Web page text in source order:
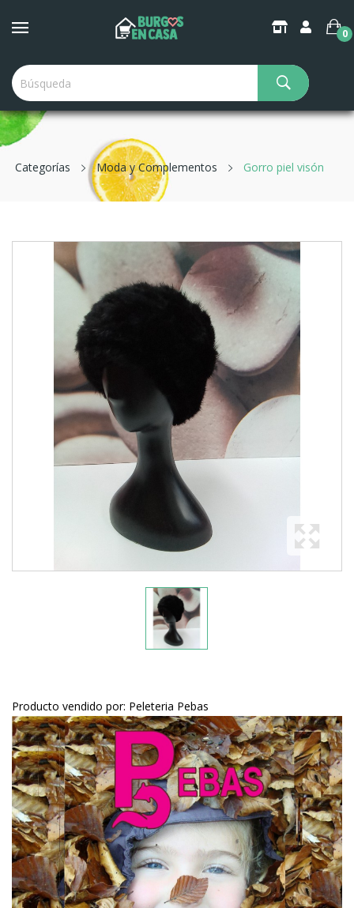
0
Categorías Moda y Complementos Gorro piel visón
Producto vendido por: Peleteria Pebas